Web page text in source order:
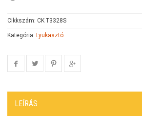
Cikkszám: CK T3328S
Kategória: Lyukasztó
LEÍRÁS